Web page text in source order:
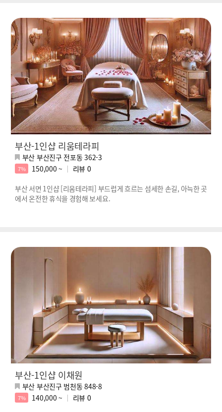
부산-1인샵 리움테라피
부산 부산진구 전포동 362-3
7% 150,000 ~ 리뷰 0
부산 서면 1인샵 [리움테라피] 부드럽게 흐르는 섬세한 손길, 아늑한 곳
에서 온전한 휴식을 경험해 보세요.
부산-1인샵 이채원
부산 부산진구 범천동 848-8
7% 140,000 ~ 리뷰 0